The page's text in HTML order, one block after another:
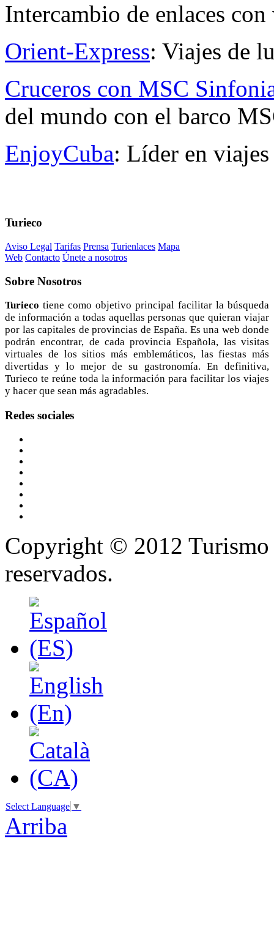
Intercambio de enlaces
Orient-Express: Viajes de
Cruceros con MSC
del mundo con el barco
EnjoyCuba: Líder en
Turieco
Aviso Legal Tarifas Prensa Turienlaces Mapa
Web Contacto Únete a nosotros
Sobre Nosotros
Turieco tiene como objetivo principal facilitar la búsqueda
de información a todas aquellas personas que quieran viajar
por las capitales de provincias de España. Es una web donde
podrán encontrar, de cada provincia Española, las visitas
virtuales de los sitios más emblemáticos, las fiestas más
divertidas y lo mejor de su gastronomía. En definitiva,
Turieco te reúne toda la información para facilitar los viajes
y hacer que sean más agradables.
Redes sociales
Copyright © 2012 Turismo
reservados.
Select Language ▼
Arriba